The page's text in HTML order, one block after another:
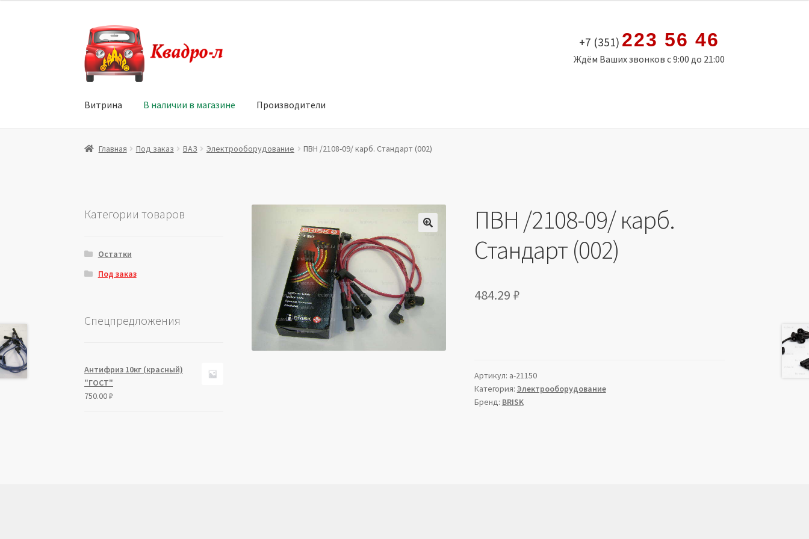
Перейти
к
навигации
Перейти
к
содержимому
+7 (351) 223 56 46
Ждём Ваших звонков с 9:00 до 21:00
Витрина В наличии в магазине Производители
Главная Витрина Мой аккаунт Политика в отношении обработки персональных данных
Главная Под заказ ВАЗ Электрооборудование ПВН /2108-09/ карб. Стандарт (002)
ПВН /2108-09/ карб.
Стандарт (002)
484.29 ₽
Артикул: a-21150
Категория: Электрооборудование
Бренд: BRISK
Категории товаров
Остатки
Под заказ
Спецпредложения
Антифриз 10кг (красный)
"ГОСТ"
750.00₽